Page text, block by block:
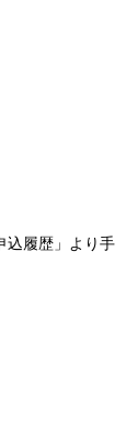
込履歴」より手